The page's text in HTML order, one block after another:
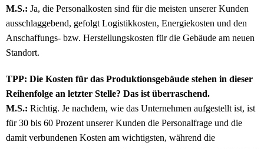
M.S.: Ja, die Personalkosten sind für die meisten unserer Kunden
ausschlaggebend, gefolgt Logistikkosten, Energiekosten und den
Anschaffungs- bzw. Herstellungskosten für die Gebäude am neuen
Standort.
TPP: Die Kosten für das Produktionsgebäude stehen in dieser
Reihenfolge an letzter Stelle? Das ist überraschend.
M.S.: Richtig. Je nachdem, wie das Unternehmen aufgestellt ist, ist
für 30 bis 60 Prozent unserer Kunden die Personalfrage und die
damit verbundenen Kosten am wichtigsten, während die